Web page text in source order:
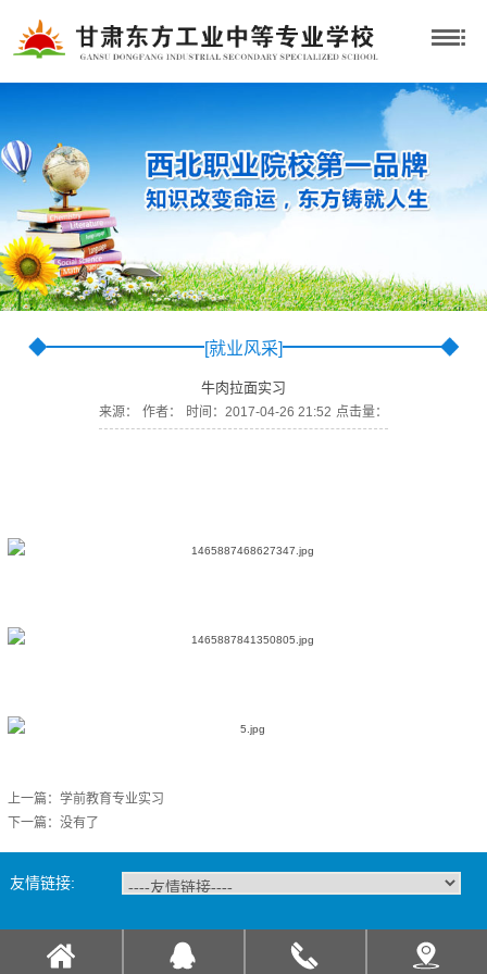
[就业风采]
牛肉拉面实习
来源： 作者： 时间：2017-04-26 21:52 点击量：
上一篇： 学前教育专业实习
下一篇：没有了
友情链接: